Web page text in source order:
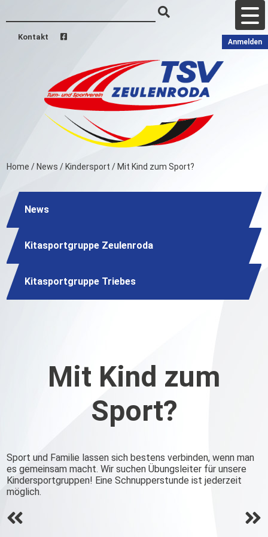
Kontakt
Anmelden
Home /News /Kindersport /Mit Kind zum Sport?
News
Kitasportgruppe Zeulenroda
Kitasportgruppe Triebes
Mit Kind zum
Sport?
Sport und Familie lassen sich bestens verbinden, wenn man
es gemeinsam macht. Wir suchen Übungsleiter für unsere
Kindersportgruppen! Eine Schnupperstunde ist jederzeit
möglich.
Beitrags-